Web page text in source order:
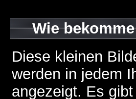
Wie
Diese kleinen
werden in jedem
angezeigt. Es